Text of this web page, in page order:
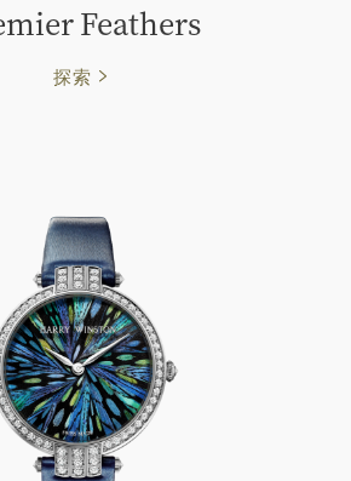
Feathers
探索